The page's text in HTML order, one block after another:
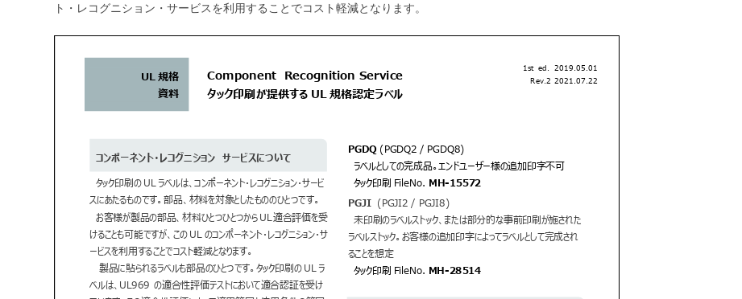
ト・レコグニション・サービスを利用することでコスト軽減となります。